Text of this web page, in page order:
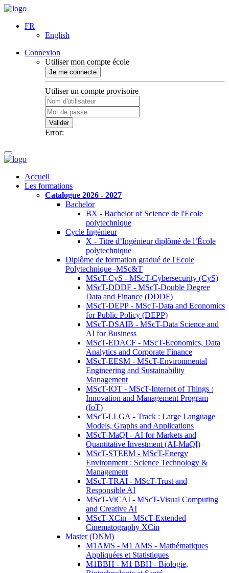
FR
English
Connexion
Utiliser mon compte école
Je me connecte
Utiliser un compte provisoire
Valider
Error:
Accueil
Les formations
Catalogue 2026 - 2027
Bachelor
BX - Bachelor of Science de l'Ecole
polytechnique
Cycle Ingénieur
X - Titre d’Ingénieur diplômé de l’École
polytechnique
Diplôme de formation gradué de l'Ecole
Polytechnique -MSc&T
MScT-CyS - MScT-Cybersecurity (CyS)
MScT-DDDF - MScT-Double Degree
Data and Finance (DDDF)
MScT-DEPP - MScT-Data and Economics
for Public Policy (DEPP)
MScT-DSAIB - MScT-Data Science and
AI for Business
MScT-EDACF - MScT-Economics, Data
Analytics and Corporate Finance
MScT-EESM - MScT-Environmental
Engineering and Sustainability
Management
MScT-IOT - MScT-Internet of Things :
Innovation and Management Program
(IoT)
MScT-LLGA - Track : Large Language
Models, Graphs and Applications
MScT-MaQI - AI for Markets and
Quantitative Investment (AI-MaQI)
MScT-STEEM - MScT-Energy
Environment : Science Technology &
Management
MScT-TRAI - MScT-Trust and
Responsible AI
MScT-ViCAI - MScT-Visual Computing
and Creative AI
MScT-XCin - MScT-Extended
Cinematography XCin
Master (DNM)
M1AMS - M1 AMS - Mathématiques
Appliquées et Statistiques
M1BBH - M1 BBH - Biologie,